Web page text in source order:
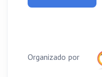
Organizado por